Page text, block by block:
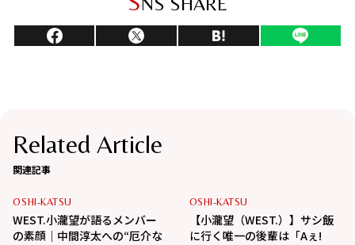
Related Article
関連記事
OSHI-KATSU
WEST.小瀧望が語るメンバー
の素顔｜中間淳太への“厄介な
OSHI-KATSU
【小瀧望（WEST.）】サシ飯
に行く唯一の後輩は「Aぇ!